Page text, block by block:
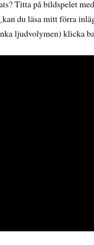
Titta på bildspelet med
kan du läsa mitt förra
ljudvolymen) klicka